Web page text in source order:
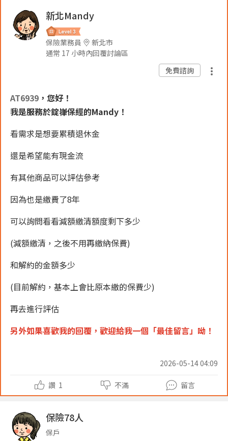
新北Mandy
保險業務員
新北市
通常 17 小時內回覆討論區
免費諮詢
AT6939 ，您好！
我是服務於錠嵂保經的Mandy！
看需求是想要累積退休金
還是希望能有現金流
有其他商品可以評估參考
因為也是繳費了8年
可以詢問看看減額繳清額度剩下多少
(減額繳清，之後不用再繳納保費)
和解約的金額多少
(目前解約，基本上會比原本繳的保費少)
再去進行評估
另外如果喜歡我的回覆， 歡迎給我一個「最佳留言」呦！
2026-05-14 04:09
讚 1 不滿 留言
保險78人
保戶